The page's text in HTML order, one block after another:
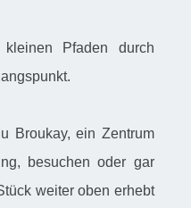
Pfaden durch
Broukay, ein Zentrum
besuchen oder gar
weiter oben erhebt